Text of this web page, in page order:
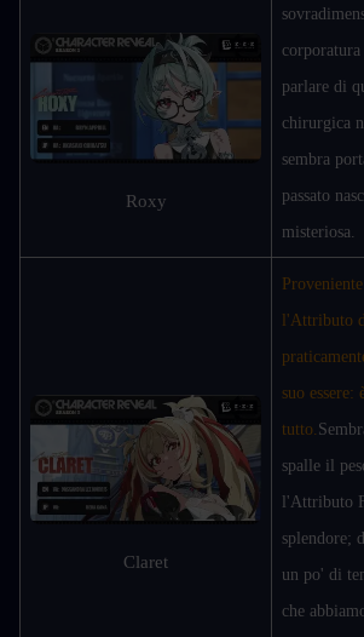
Roxy
parlare di
chirurgica
sembra
passato
misteriosa.
Claret
l'Attributo
suo
tutto.
spalle il
l'Attributo
splendore;
un po' di
che